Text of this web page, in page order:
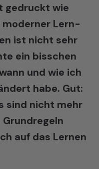
gedruckt wie
Lern-
ist nicht sehr
ein bisschen
und wie ich
habe. Gut:
sind nicht mehr
auf das Lernen